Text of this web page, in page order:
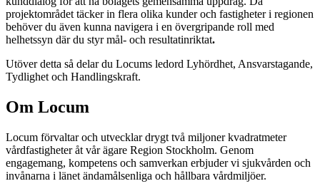
projektområdet täcker in flera olika kunder och fastigheter i regionen
behöver du även kunna navigera i en övergripande roll med
helhetssyn där du styr mål- och resultatinriktat.
Utöver detta så delar du Locums ledord Lyhördhet, Ansvarstagande,
Tydlighet och Handlingskraft.
Om Locum
Locum förvaltar och utvecklar drygt två miljoner kvadratmeter
vårdfastigheter åt vår ägare Region Stockholm. Genom
engagemang, kompetens och samverkan erbjuder vi sjukvården och
invånarna i länet ändamålsenliga och hållbara vårdmiljöer.